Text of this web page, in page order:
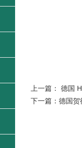
上一篇： 德国
下一篇： 德国贺